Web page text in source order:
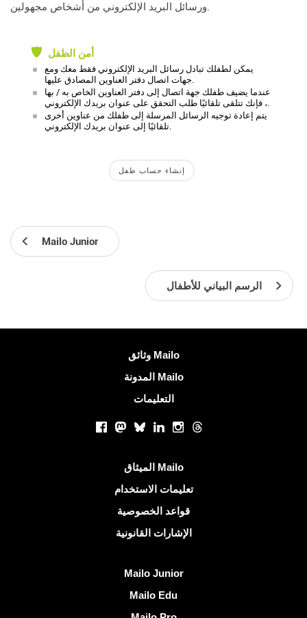
ورسائل البريد الإلكتروني من أشخاص مجهولين.
أمن الطفل
يمكن لطفلك تبادل رسائل البريد الإلكتروني فقط معك ومع
جهات اتصال دفتر العناوين المصادق عليها.
عندما يضيف طفلك جهة اتصال إلى دفتر العناوين الخاص به / بها
، فإنك تتلقى تلقائيًا طلب التحقق على عنوان بريدك الإلكتروني.
يتم إعادة توجيه الرسائل المرسلة إلى طفلك من عناوين أخرى
تلقائيًا إلى عنوان بريدك الإلكتروني.
إنشاء حساب طفل
Mailo Junior
الرسم البياني للأطفال
وثائق Mailo
المدونة Mailo
التعليمات
Facebook
Mastodon
BlueskyLinkedInInstagram
Threads
الميثاق Mailo
تعليمات الاستخدام
قواعد الخصوصية
الإشارات القانونية
Mailo Junior
Mailo Edu